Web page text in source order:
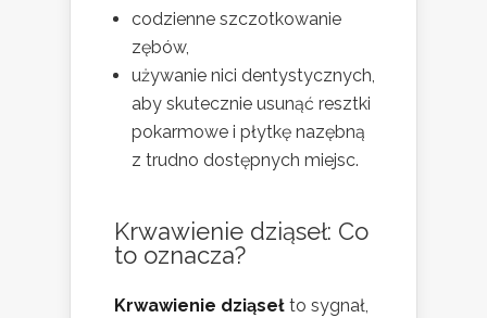
codzienne szczotkowanie
zębów,
używanie nici dentystycznych,
aby skutecznie usunąć resztki
pokarmowe i płytkę nazębną
z trudno dostępnych miejsc.
Krwawienie dziąseł: Co
to oznacza?
Krwawienie dziąseł to sygnał,